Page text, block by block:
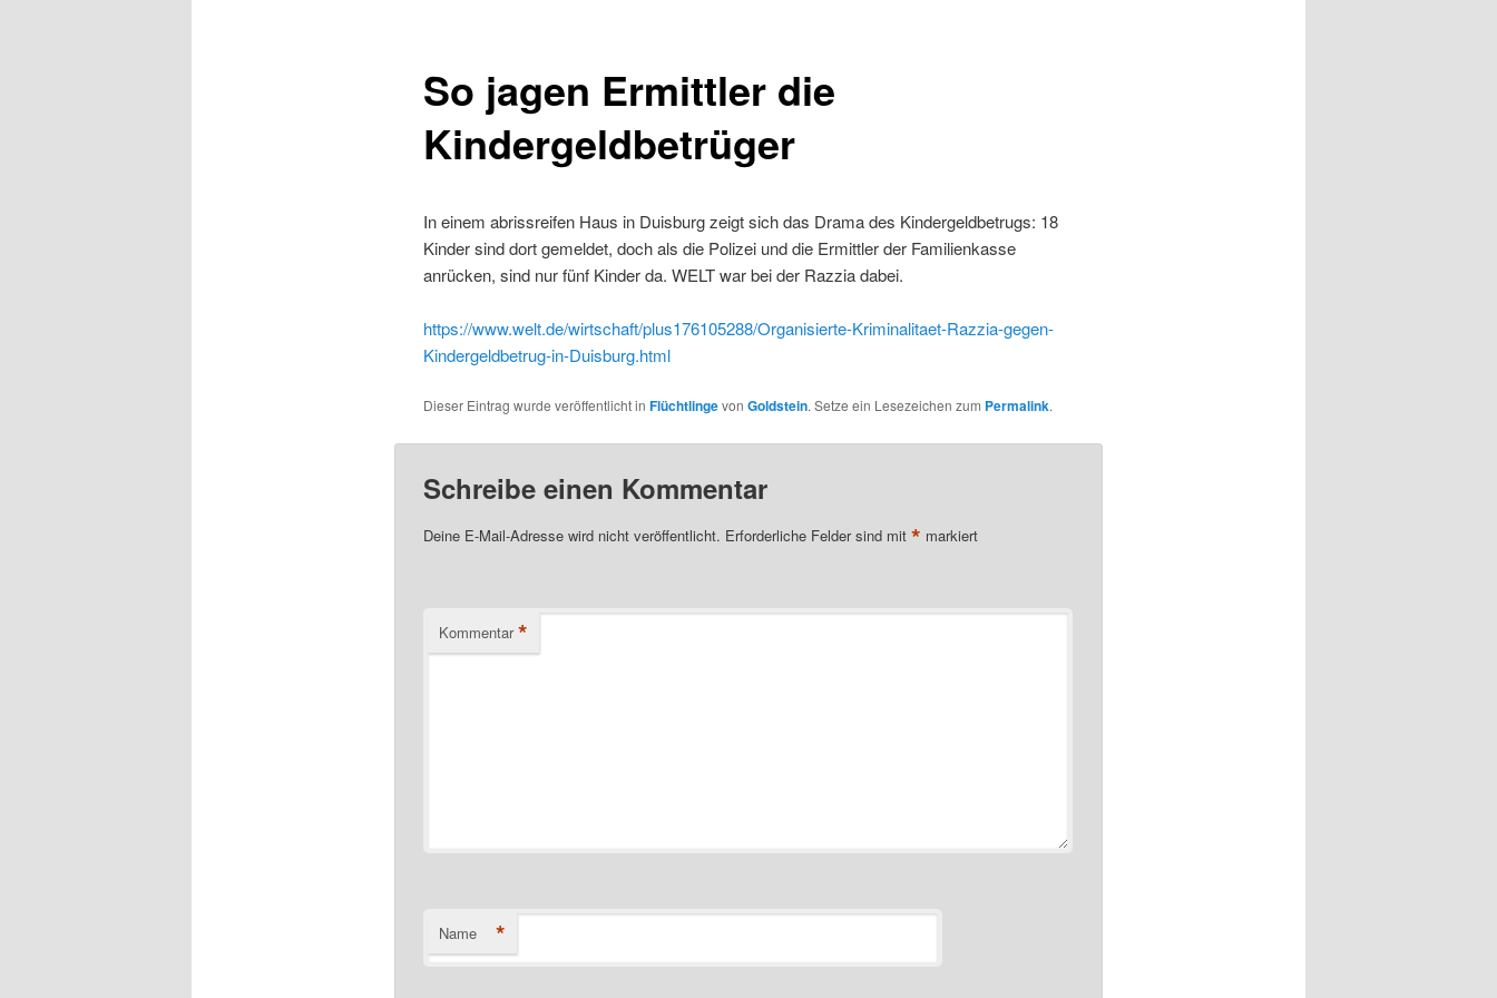
So jagen Ermittler die
Kindergeldbetrüger
In einem abrissreifen Haus in Duisburg zeigt sich das Drama des Kindergeldbetrugs: 18
Kinder sind dort gemeldet, doch als die Polizei und die Ermittler der Familienkasse
anrücken, sind nur fünf Kinder da. WELT war bei der Razzia dabei.
https://www.welt.de/wirtschaft/plus176105288/Organisierte-Kriminalitaet-Razzia-gegen-
Kindergeldbetrug-in-Duisburg.html
Dieser Eintrag wurde veröffentlicht in Flüchtlingevon Goldstein. Setze ein Lesezeichen zum Permalink.
Schreibe einen Kommentar
Deine E-Mail-Adresse wird nicht veröffentlicht. Erforderliche Felder sind mit * markiert
Kommentar *
Name *